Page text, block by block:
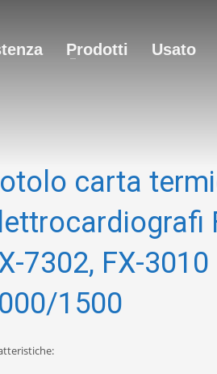
Prodotti Usato
carta
7302, FX-3010
1500